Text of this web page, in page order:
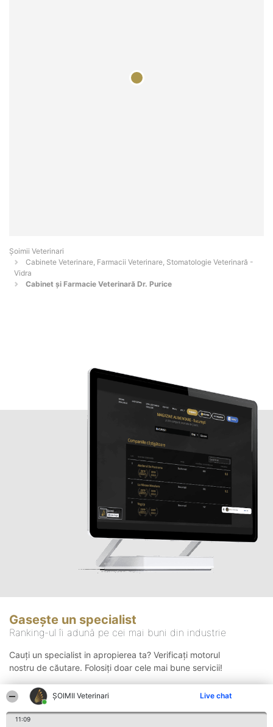
ȘOIMII Veterinari Live chat
11:09
Șoimii Veterinari
Cabinete Veterinare, Farmacii Veterinare, Stomatologie Veterinară -
Vidra
Cabinet și Farmacie Veterinară Dr. Purice
Gasește un specialist
Ranking-ul îi adună pe cei mai buni din industrie
Cauți un specialist in apropierea ta? Verificați motorul
nostru de căutare. Folosiți doar cele mai bune servicii!